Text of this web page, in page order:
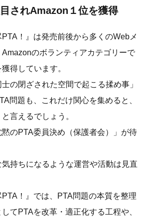
されAmazon１位を獲得
PTA！』は発売前後から多くのWebメ
のボランティアカテゴリーで
得しています。
の閉ざされた空間で起こる揉め事」
問題も、これだけ関心を集めると、
言えるでしょう。
のPTA委員決め（保護者会）」が待
持ちになるような運営や活動は見直
PTA！』では、PTA問題の本質を整理
てPTAを改革・適正化する工程や、